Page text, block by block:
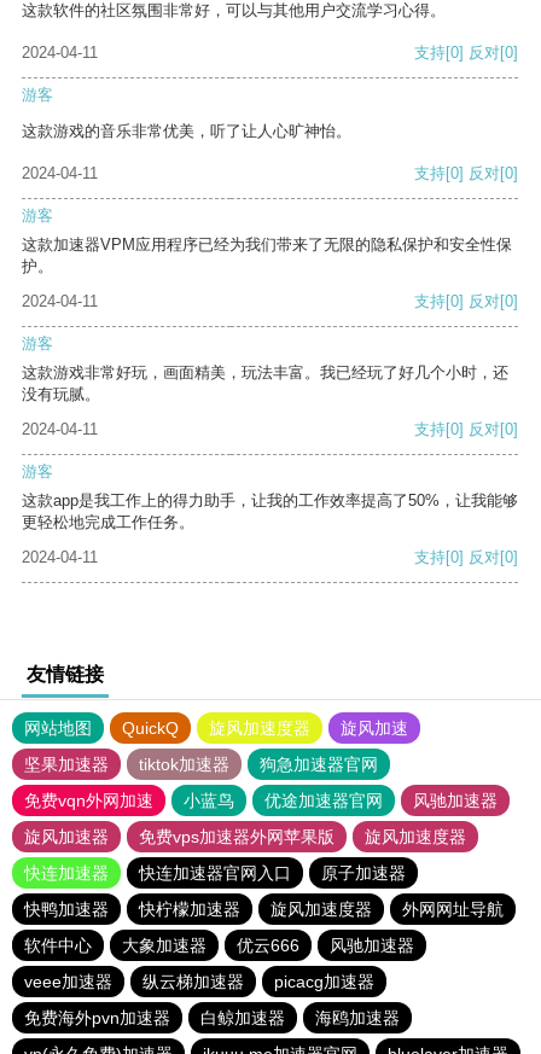
这款软件的社区氛围非常好，可以与其他用户交流学习心得。
2024-04-11 支持[0] 反对[0]
游客
这款游戏的音乐非常优美，听了让人心旷神怡。
2024-04-11 支持[0] 反对[0]
游客
这款加速器VPM应用程序已经为我们带来了无限的隐私保护和安全性保
护。
2024-04-11
支持[0] 反对[0]
游客
这款游戏非常好玩，画面精美，玩法丰富。我已经玩了好几个小时，还
没有玩腻。
2024-04-11
支持[0] 反对[0]
游客
这款app是我工作上的得力助手，让我的工作效率提高了50%，让我能够
更轻松地完成工作任务。
2024-04-11
支持[0] 反对[0]
友情链接
网站地图 QuickQ 旋风加速度器
旋风加速
坚果加速器
tiktok加速器
狗急加速器官网
免费vqn外网加速
小蓝鸟 优途加速器官网
风驰加速器
旋风加速器
免费vps加速器外网苹果版
旋风加速度器
快连加速器
快连加速器官网入口
原子加速器
快鸭加速器
快柠檬加速器 旋风加速度器
外网网址导航
软件中心
大象加速器 优云666
风驰加速器
veee加速器
纵云梯加速器
picacg加速器
免费海外pvn加速器
白鲸加速器
海鸥加速器